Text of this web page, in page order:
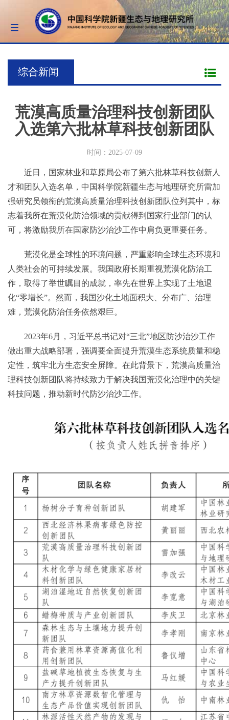
Toggle
navigation
综合新闻
荒漠高质量治理科技创新团队
入选第六批林草科技创新团队
时间：2025-07-09
近日，国家林业和草原局公布了第六批林草科技创新人
才和团队入选名单，中国科学院新疆生态与地理研究所雷加
强研究员领衔的荒漠高质量治理科技创新团队位列其中，标
志着我所在荒漠化防治领域的贡献得到国家行业部门的认
可，将激励我所在国家防沙治沙工作中肩负更重要任务。
荒漠化是全球性的环境问题，严重影响全球生态环境和
人类社会的可持续发展。我国政府长期重视荒漠化防治工
作，取得了举世瞩目的成就，率先在世界上实现了土地退
化“零增长”。然而，我国沙化土地面积大、分布广、治理
难，荒漠化防治任务依然艰巨。
2023年6月，习近平总书记对“三北”地区防沙治沙工作
做出重大战略部署，强调要全面提升荒漠生态系统质量和稳
定性，筑牢北方生态安全屏障。在此背景下，荒漠高质量治
理科技创新团队将持续致力于解决我国荒漠化治理中的关键
科技问题，推动新时代防沙治沙工作。